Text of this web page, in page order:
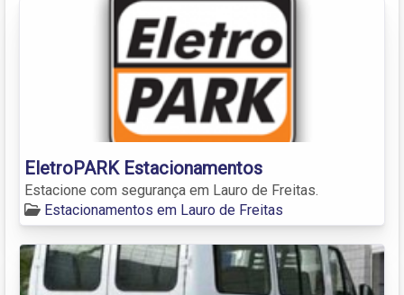
EletroPARK Estacionamentos
Estacione com segurança em Lauro de Freitas.
Estacionamentos em Lauro de Freitas